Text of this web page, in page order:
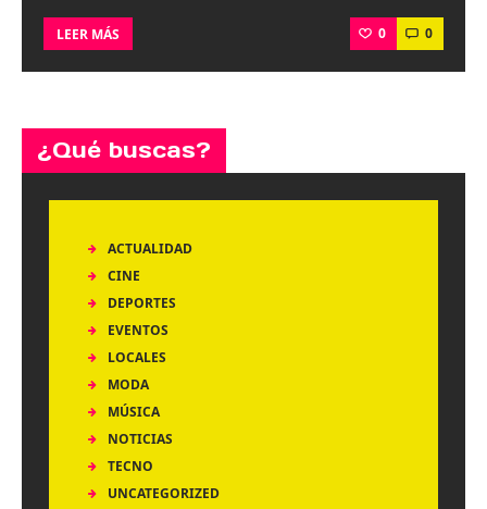
LEER MÁS 0 0
¿Qué buscas?
ACTUALIDAD
CINE
DEPORTES
EVENTOS
LOCALES
MODA
MÚSICA
NOTICIAS
TECNO
UNCATEGORIZED